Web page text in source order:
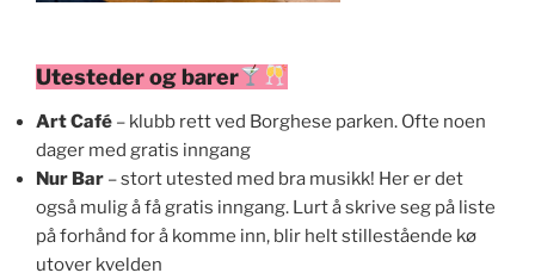
Utesteder og barer
Art Café – klubb rett ved Borghese parken. Ofte noen
dager med gratis inngang
Nur Bar – stort utested med bra musikk! Her er det
også mulig å få gratis inngang. Lurt å skrive seg på liste
på forhånd for å komme inn, blir helt stillestående kø
utover kvelden